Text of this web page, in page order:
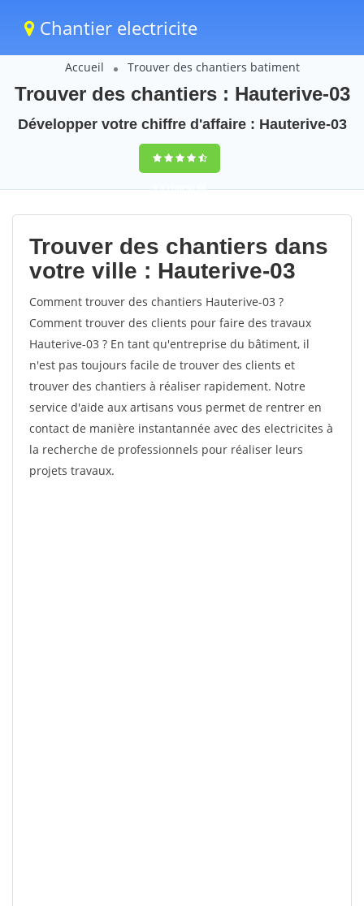
Chantier electricite
Accueil Trouver des chantiers batiment
Trouver des chantiers : Hauterive-03
Développer votre chiffre d'affaire : Hauterive-03
9,5(100%)66
votes
Trouver des chantiers dans
votre ville : Hauterive-03
Comment trouver des chantiers Hauterive-03 ?
Comment trouver des clients pour faire des travaux
Hauterive-03 ? En tant qu'entreprise du bâtiment, il
n'est pas toujours facile de trouver des clients et
trouver des chantiers à réaliser rapidement. Notre
service d'aide aux artisans vous permet de rentrer en
contact de manière instantannée avec des electricites à
la recherche de professionnels pour réaliser leurs
projets travaux.